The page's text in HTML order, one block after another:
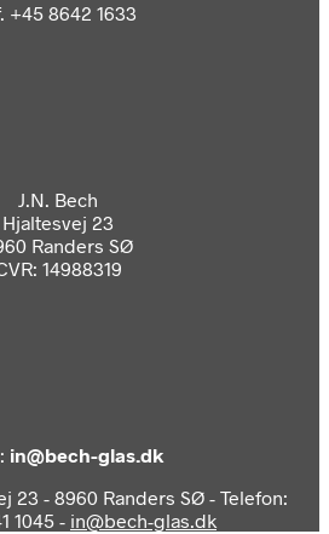
+45 8642 1633
J.N. Bech
Hjaltesvej 23
Randers SØ
14988319
in@bech-glas.dk
23 - 8960 Randers SØ - Telefon:
1045 - in@bech-glas.dk